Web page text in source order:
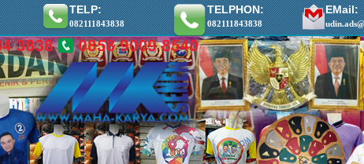
TELP:
082111843838
TELPHON:
082111843838
EMail: